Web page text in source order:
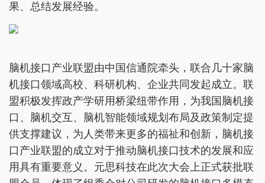
果、总结发展经验。
脑机接口产业联盟由中国信通院牵头，联合几十家脑
机接口领域高校、科研机构、企业共同发起成立。联
盟积极发挥政产学研用桥梁纽带作用，为我国脑机接
口、脑机交互、脑机智能领域规划布局及政策制定提
供支撑建议，为人类带来更多的福祉和创新，脑机接
口产业联盟的成立对于推动脑机接口技术的发展和应
用具有重要意义。元思科技在此次大会上正式获批联